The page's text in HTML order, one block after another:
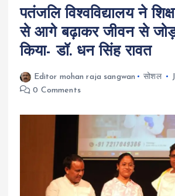
पतंजलि विश्वविद्यालय ने
से आगे बढ़ाकर जीवन से
किया- डॉ. धन सिंह रावत
Editor mohan raja sangwan सोशल
0 Comments